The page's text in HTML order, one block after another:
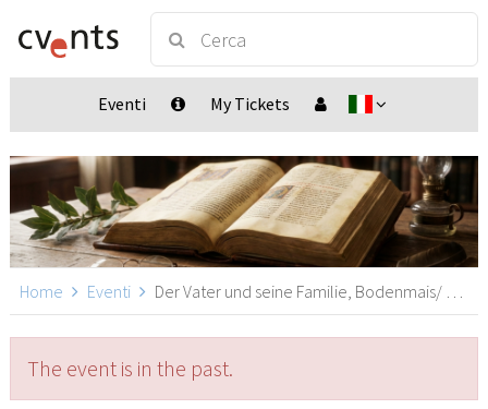
Eventi My Tickets
Home Eventi Der Vater und seine Familie, Bodenmais/ Bayern
The event is in the past.